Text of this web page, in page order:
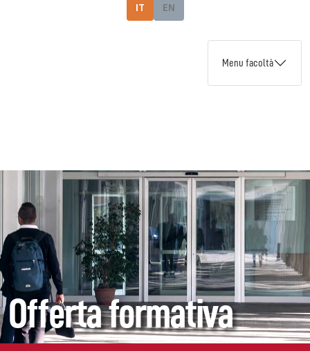
IT EN
Menu facoltà
Offerta formativa